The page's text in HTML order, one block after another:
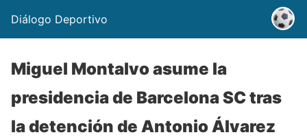
Diálogo Deportivo
Miguel Montalvo asume la
presidencia de Barcelona SC tras
la detención de Antonio Álvarez